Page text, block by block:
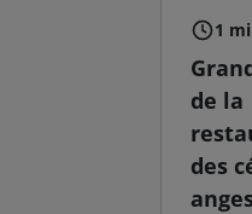
1
de la
des